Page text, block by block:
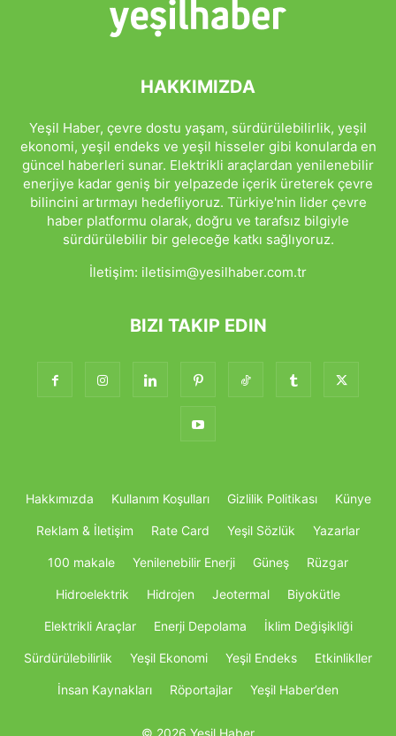
HAKKIMIZDA
Yeşil Haber, çevre dostu yaşam, sürdürülebilirlik, yeşil
ekonomi, yeşil endeks ve yeşil hisseler gibi konularda en
güncel haberleri sunar. Elektrikli araçlardan yenilenebilir
enerjiye kadar geniş bir yelpazede içerik üreterek çevre
bilincini artırmayı hedefliyoruz. Türkiye'nin lider çevre
haber platformu olarak, doğru ve tarafsız bilgiyle
sürdürülebilir bir geleceğe katkı sağlıyoruz.
İletişim: iletisim@yesilhaber.com.tr
BIZI TAKIP EDIN
Hakkımızda Kullanım Koşulları Gizlilik Politikası Künye
Reklam & İletişim Rate Card Yeşil Sözlük Yazarlar
100 makale Yenilenebilir Enerji Güneş Rüzgar
Hidroelektrik Hidrojen Jeotermal Biyokütle
Elektrikli Araçlar Enerji Depolama İklim Değişikliği
Sürdürülebilirlik Yeşil Ekonomi Yeşil Endeks Etkinlikller
İnsan Kaynakları Röportajlar Yeşil Haber’den
© 2026 Yeşil Haber